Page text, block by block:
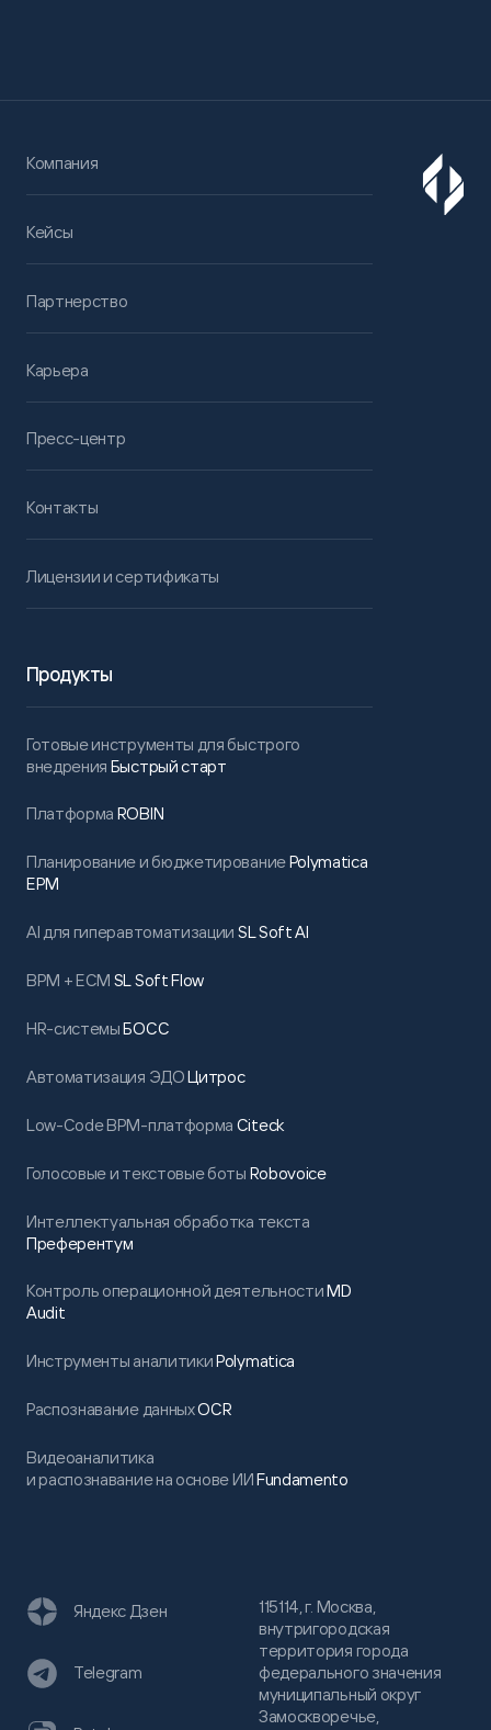
Компания
Кейсы
Партнерство
Карьера
Пресс-центр
Контакты
Лицензии и сертификаты
Продукты
Готовые инструменты для быстрого
внедрения Быстрый старт
Платформа ROBIN
Планирование и бюджетированиеPolymatica
EPM
AI для гиперавтоматизации SL Soft AI
BPM + ECM SL Soft Flow
HR-системыБОСС
Автоматизация ЭДОЦитрос
Low-Code BPM-платформа Citeck
Голосовые и текстовые боты Robovoice
Интеллектуальная обработка текста
Преферентум
Контроль операционной деятельностиMD
Audit
Инструменты аналитикиPolymatica
Распознавание данныхOCR
Видеоаналитика
и распознавание на основе ИИFundamento
115114, г. Москва,
внутригородская
территория города
федерального значения
муниципальный округ
Замоскворечье,
Яндекс Дзен
Telegram